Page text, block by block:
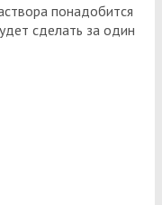
понадобится
сделать за один